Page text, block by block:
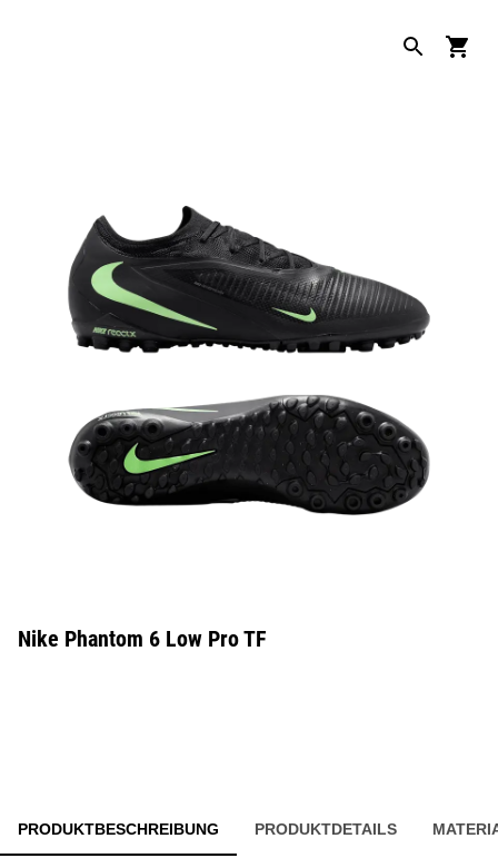
Nike Phantom 6 Low Pro TF
PRODUKTBESCHREIBUNG PRODUKTDETAILS